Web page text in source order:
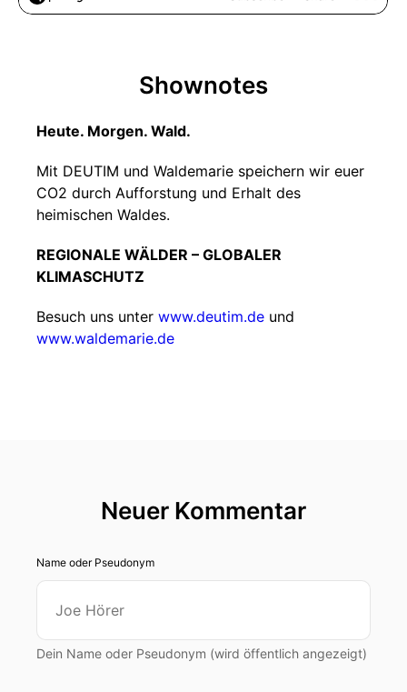
Shownotes
Heute. Morgen. Wald.
Mit DEUTIM und Waldemarie speichern wir euer
CO2 durch Aufforstung und Erhalt des
heimischen Waldes.
REGIONALE WÄLDER – GLOBALER
KLIMASCHUTZ
Besuch uns unter www.deutim.de und
www.waldemarie.de
Neuer Kommentar
Name oder Pseudonym
Dein Name oder Pseudonym (wird öffentlich angezeigt)